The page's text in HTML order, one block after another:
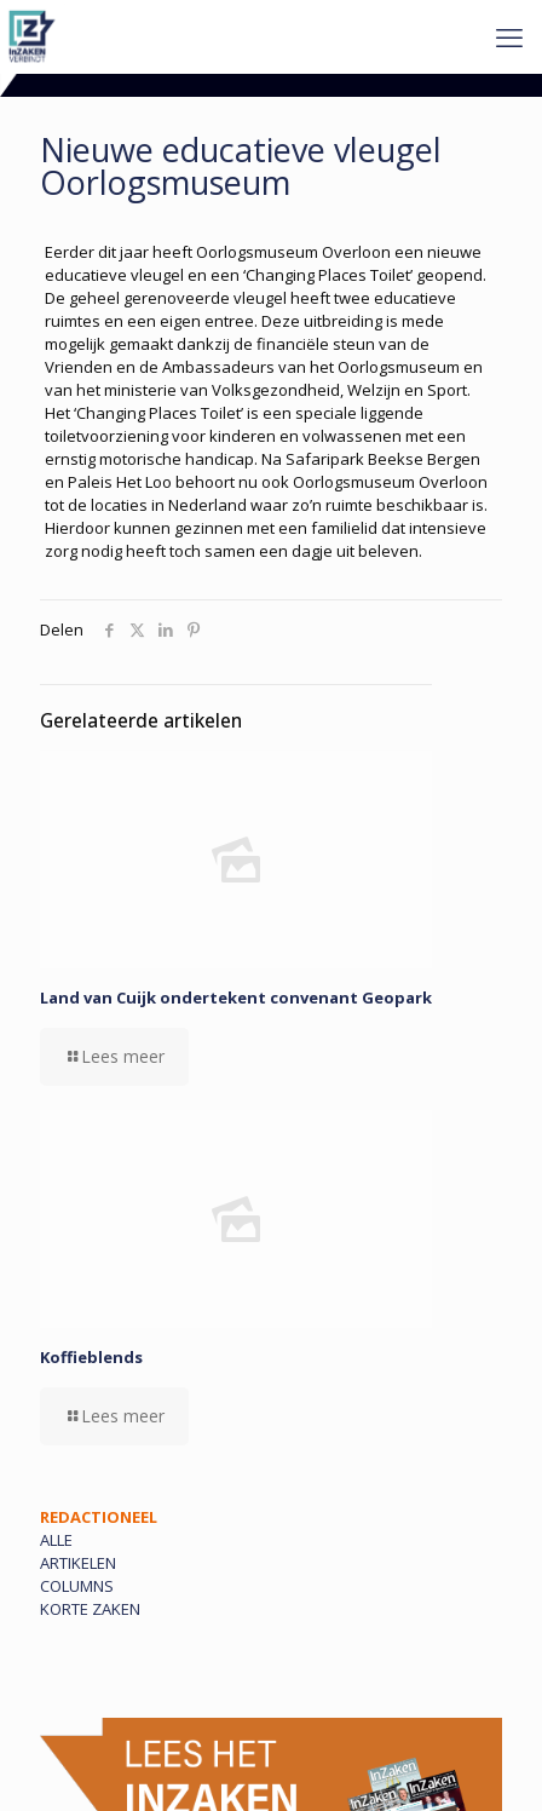
Nieuwe educatieve vleugel
Oorlogsmuseum
Eerder dit jaar heeft Oorlogsmuseum Overloon een nieuwe
educatieve vleugel en een ‘Changing Places Toilet’ geopend.
De geheel gerenoveerde vleugel heeft twee educatieve
ruimtes en een eigen entree. Deze uitbreiding is mede
mogelijk gemaakt dankzij de finan­ciële steun van de
Vrienden en de Ambassadeurs van het Oorlogs­museum en
van het ministerie van Volksgezondheid, Welzijn en Sport.
Het ‘Changing Places Toilet’ is een speciale liggende
toiletvoorziening voor kinderen en volwassenen met een
ernstig motorische handicap. Na Safaripark Beekse Bergen
en Paleis Het Loo behoort nu ook Oorlogs­museum Overloon
tot de locaties in Nederland waar zo’n ruimte beschikbaar is.
Hierdoor kunnen gezinnen met een familielid dat intensieve
zorg nodig heeft toch samen een dagje uit beleven.
Delen
Gerelateerde artikelen
Land van Cuijk ondertekent convenant Geopark
Lees meer
Koffieblends
Lees meer
REDACTIONEEL
ALLE
ARTIKELEN
COLUMNS
KORTE ZAKEN